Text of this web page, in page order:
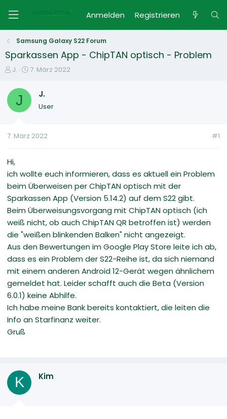
Anmelden Registrieren
Samsung Galaxy S22 Forum
Sparkassen App - ChipTAN optisch - Problem
E
s
e
e
J.
E
t
e
7. März 2022
J J.
User
7. März 2022 #1
Hi,
ich wollte euch informieren, dass es aktuell ein Problem
beim Überweisen per ChipTAN optisch mit der
Sparkassen App (Version 5.14.2) auf dem S22 gibt.
Beim Überweisungsvorgang mit ChipTAN optisch (ich
weiß nicht, ob auch ChipTAN QR betroffen ist) werden
die "weißen blinkenden Balken" nicht angezeigt.
Aus den Bewertungen im Google Play Store leite ich ab,
dass es ein Problem der S22-Reihe ist, da sich niemand
mit einem anderen Android 12-Gerät wegen ähnlichem
gemeldet hat. Leider schafft auch die Beta (Version
6.0.1) keine Abhilfe.
Ich habe meine Bank bereits kontaktiert, die leiten die
Info an Starfinanz weiter.
Gruß
K Kim